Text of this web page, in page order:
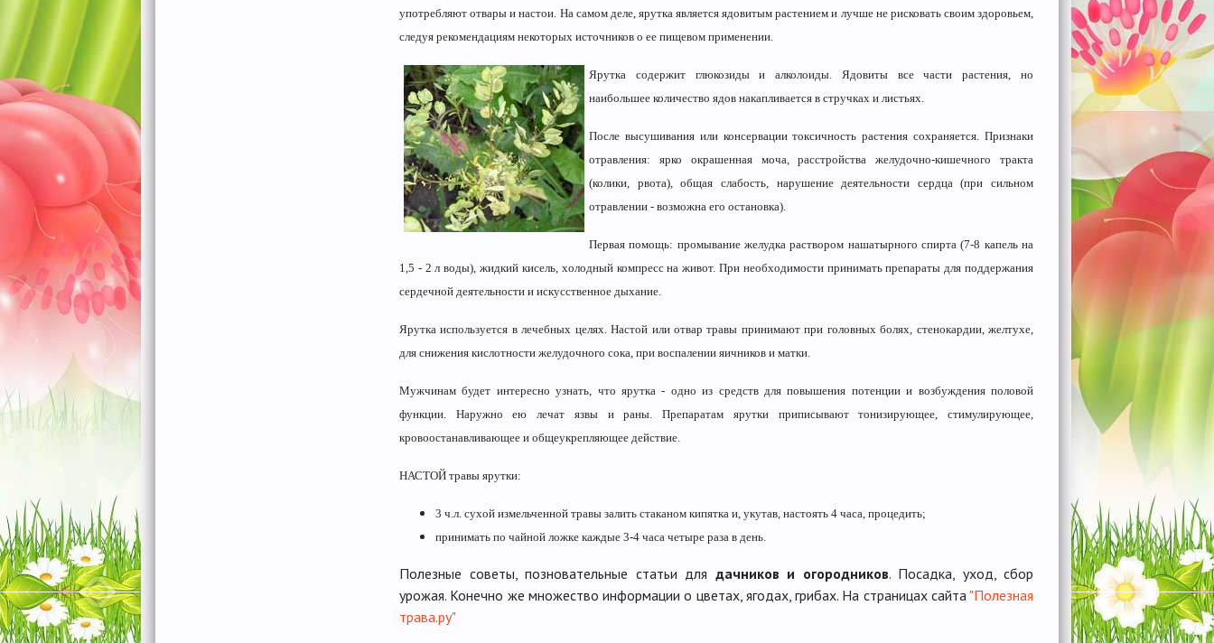
употребляют отвары и настои. На самом деле, ярутка является ядовитым растением и лучше не рисковать своим здоровьем,
следуя рекомендациям некоторых источников о ее пищевом применении.
Ярутка содержит глюкозиды и алколоиды. Ядовиты все части растения, но
наибольшее количество ядов накапливается в стручках и листьях.
После высушивания или консервации токсичность растения сохраняется. Признаки
отравления: ярко окрашенная моча, расстройства желудочно-кишечного тракта
(колики, рвота), общая слабость, нарушение деятельности сердца (при сильном
отравлении - возможна его остановка).
Первая помощь: промывание желудка раствором нашатырного спирта (7-8 капель на
1,5 - 2 л воды), жидкий кисель, холодный компресс на живот. При необходимости принимать препараты для поддержания
сердечной деятельности и искусственное дыхание.
Ярутка используется в лечебных целях. Настой или отвар травы принимают при головных болях, стенокардии, желтухе,
для снижения кислотности желудочного сока, при воспалении яичников и матки.
Мужчинам будет интересно узнать, что ярутка - одно из средств для повышения потенции и возбуждения половой
функции. Наружно ею лечат язвы и раны. Препаратам ярутки приписывают тонизирующее, стимулирующее,
кровоостанавливающее и общеукрепляющее действие.
НАСТОЙ травы ярутки:
3 ч.л. сухой измельченной травы залить стаканом кипятка и, укутав, настоять 4 часа, процедить;
принимать по чайной ложке каждые 3-4 часа четыре раза в день.
Полезные советы, позновательные статьи для дачников и огородников. Посадка, уход, сбор
урожая. Конечно же множество информации о цветах, ягодах, грибах. На страницах сайта "Полезная
трава.ру"